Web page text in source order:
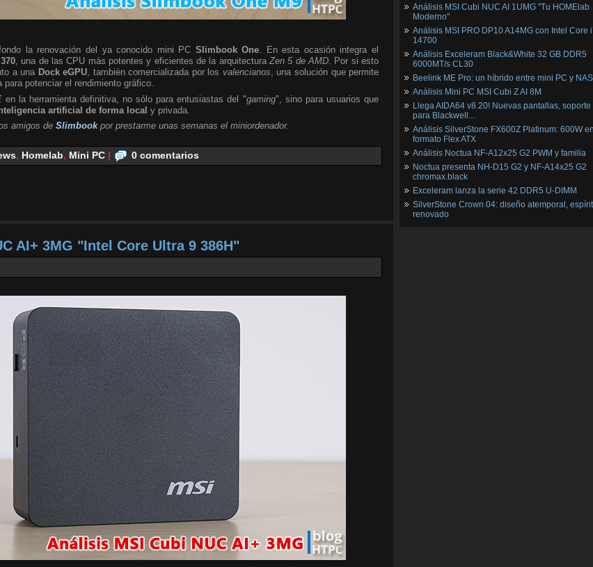
la renovación del ya conocido mini PC Slimbook One. En esta ocasión integra el
, una de las CPU más potentes y eficientes de la arquitecturaZen 5 de AMD. Por si esto
a una Dock eGPU, también comercializada por los valencianos, una solución que permite
potenciar el rendimiento gráfico.
en la herramienta definitiva, no sólo para entusiastas del "gaming", sino para usuarios que
artificial de forma local y privada.
amigos de Slimbook por prestarme unas semanas el miniordenador.
, Homelab, Mini PC | 0 comentarios
AI+ 3MG "Intel Core Ultra 9 386H"
Análisis MSI Cubi NUC AI 1UMG "Tu HOMElab
Moderno"
Análisis MSI PRO DP10 A14MG con Intel Core
14700
Análisis Exceleram Black&White 32 GB DDR5
6000MT/s CL30
Beelink ME Pro: un híbrido entre mini PC y NAS
Análisis Mini PC MSI Cubi Z AI 8M
Llega AIDA64 v8.20! Nuevas pantallas, soporte
para Blackwell...
Análisis SilverStone FX600Z Platinum: 600W
formato Flex ATX
Análisis Noctua NF-A12x25 G2 PWM y familia
Noctua presenta NH-D15 G2 y NF-A14x25 G2
chromax.black
Exceleram lanza la serie 42 DDR5 U-DIMM
SilverStone Crown 04: diseño atemporal,
renovado